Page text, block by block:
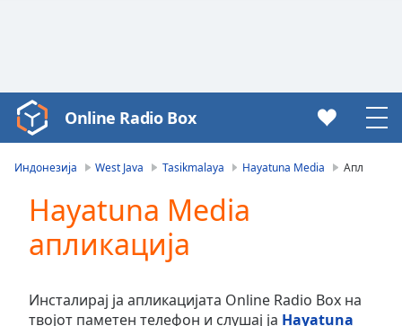
Video
Player
Video
Skip
Forward
Online Radio Box
Индонезија West Java Tasikmalaya Hayatuna Media Апл
Hayatuna Media
апликација
Инсталирај ја апликацијата Online Radio Box на
твојот паметен телефон и слушај ја Hayatuna